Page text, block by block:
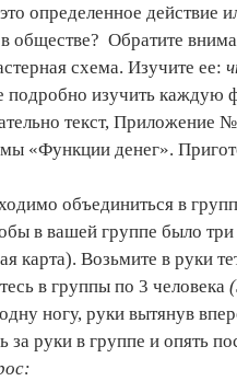
определенное действие
обществе? Обратите
схема. Изучите ее:
подробно изучить каждую
текст, Приложение
«Функции денег».
объединиться в
в вашей группе было
карта). Возьмите в руки
в группы по 3 человека
ногу, руки вытянув
за руки в группе и опять